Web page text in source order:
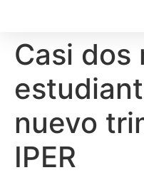
Casi dos
nuevo
IPER